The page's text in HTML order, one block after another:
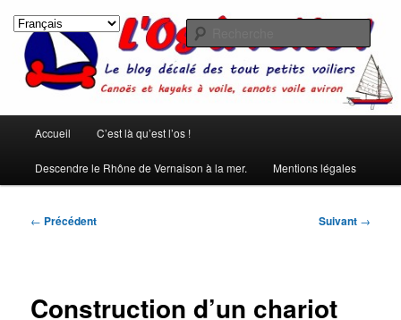
contenu
principalL'os à voile !
(Pierre Dac)
principal
Accueil C’est là qu’est l’os !
Descendre le Rhône de Vernaison à la mer. Mentions légales
Navigation
← Précédent Suivant →
Construction d’un chariot